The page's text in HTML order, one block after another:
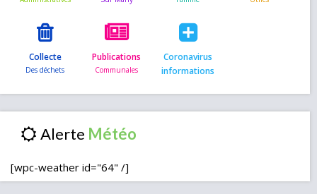
Collecte Publications
Coronavirus
informations
Alerte
[wpc-weather id="64" /]